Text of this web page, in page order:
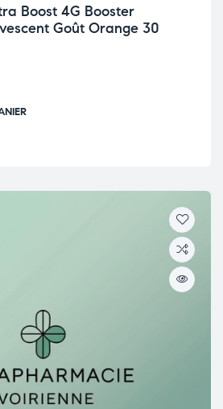
Boost 4G Booster
Goût Orange 30